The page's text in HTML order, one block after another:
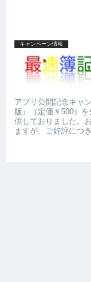
キャンペーン情報
アプリ公開記念キャ
版』（定価￥500）
供しておりました。
ますが、ご好評につ